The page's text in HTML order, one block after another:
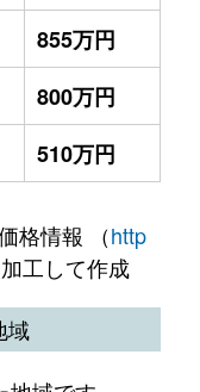
855万円
800万円
510万円
格情報 （http
工して作成
域